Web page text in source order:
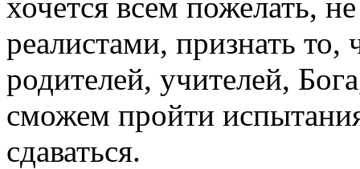
реалистами, признать
родителей, учителей,
сможем пройти
сдаваться.